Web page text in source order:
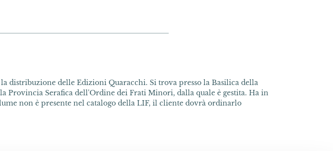
distribuzione delle Edizioni Quaracchi. Si trova presso la Basilica della
Provincia Serafica dell'Ordine dei Frati Minori, dalla quale è gestita. Ha in
non è presente nel catalogo della LIF, il cliente dovrà ordinarlo